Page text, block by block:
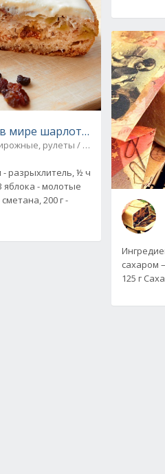
мире шарлотка
рулеты / Булки, пироги / На
- разрыхлитель, ½ ч
яблока - молотые
200 г -
сахаром
125 г